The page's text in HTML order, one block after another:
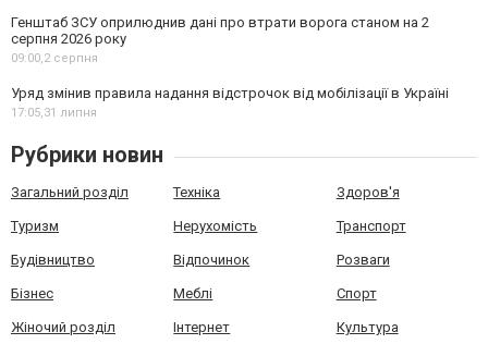
Генштаб ЗСУ оприлюднив дані про втрати ворога станом на 2
серпня 2026 року
09:00,2 серпня
Уряд змінив правила надання відстрочок від мобілізації в Україні
17:05,31 липня
Рубрики новин
Загальний розділ Техніка Здоров'я
Туризм Нерухомість Транспорт
Будівництво Відпочинок Розваги
Бізнес Меблі Спорт
Жіночий розділ Інтернет Культура